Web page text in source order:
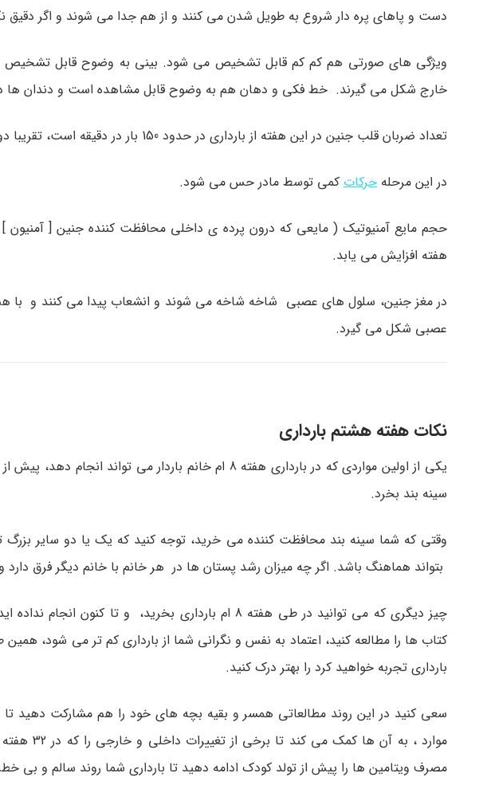
دست و پاهای پره دار شروع به طویل شدن می کنند و از هم جدا می شوند و اگر دقیق نگاه کنید می توانید هر
ویژگی های صورتی هم کم کم قابل تشخیص می شود. بینی به وضوح قابل
خارج شکل می گیرند. خط فکی و دهان هم به وضوح قابل مشاهده است و دندان ها در
تعداد ضربان قلب جنین در این هفته از بارداری در حدود 150 بار در دقیقه است، تقریبا دو برابر سریع تر از ضربان قلب شما!!
در این مرحله حرکات کمی توسط مادر حس می شود.
حجم مایع آمنیوتیک ( مایعی که درون پرده ی داخلی محافظت کننده جنین [
هفته افزایش می یابد.
در مغز جنین، سلول های عصبی شاخه شاخه می شوند و انشعاب پیدا می کنند و با هم
عصبی شکل می گیرد.
نکات هفته هشتم بارداری
یکی از اولین مواردی که در بارداری هفته 8 ام خانم
سینه بند بخرد.
وقتی که شما سینه بند محافظت کننده می خرید، توجه کنید که یک یا دو سایر
بتواند هماهنگ باشد. اگر چه میزان رشد پستان ها در هر خانم با خانم دیگر فرق
چیز دیگری که می توانید در طی هفته 8 ام بارداری بخرید،
کتاب ها را مطالعه کنید، اعتماد به نفس و نگرانی شما از بارداری کم تر می شود،
بارداری تجربه خواهید کرد را بهتر درک کنید.
سعی کنید در این روند مطالعاتی همسر و بقیه بچه های خود را هم مشارکت دهید
موارد ، به
مصرف ویتامین ها را پیش از تولد کودک ادامه دهید تا بارداری شما روند سالم و بی